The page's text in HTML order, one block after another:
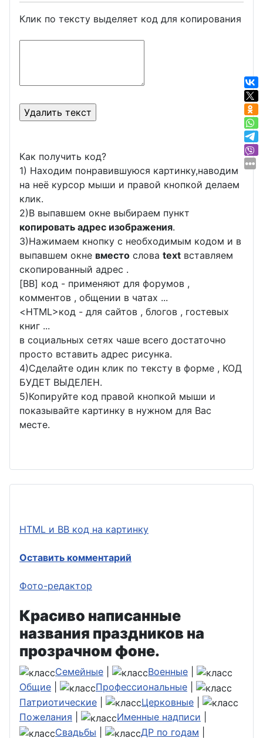
Клик по тексту выделяет код для копирования
Как получить код?
1) Находим понравившуюся картинку,наводим
на неё курсор мыши и правой кнопкой делаем
клик.
2)В выпавшем окне выбираем пункт
копировать адрес изображения.
3)Нажимаем кнопку с необходимым кодом и в
выпавшем окне вместо слова text вставляем
скопированный адрес .
[BB] код - применяют для форумов ,
комментов , общении в чатах ...
<HTML>код - для сайтов , блогов , гостевых
книг ...
в социальных сетях чаше всего достаточно
просто вставить адрес рисунка.
4)Сделайте один клик по тексту в форме , КОД
БУДЕТ ВЫДЕЛЕН.
5)Копируйте код правой кнопкой мыши и
показывайте картинку в нужном для Вас
месте.
HTML и BB код на картинку
Оставить комментарий
Фото-редактор
Красиво написанные
названия праздников на
прозрачном фоне.
Семейные Военные
Общие
Профессиональные
Патриотические
Церковные
Пожелания
Именные надписи
Свадьбы
ДР по годам